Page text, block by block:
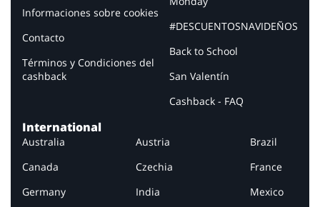
Informaciones sobre cookies
Contacto
Términos y Condiciones del
cashback
#DESCUENTOSNAVIDEÑOS
Back to School
San Valentín
Cashback - FAQ
International
Australia Austria
Brazil
Canada
Czechia
France
Germany
India
Mexico